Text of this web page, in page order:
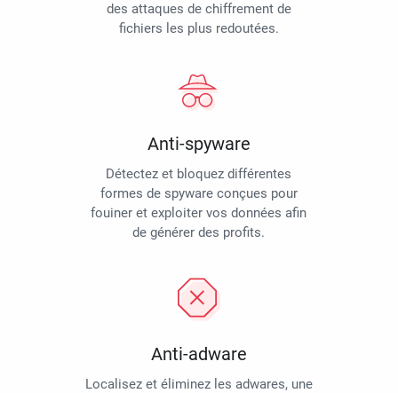
des attaques de chiffrement de
fichiers les plus redoutées.
Anti-spyware
Détectez et bloquez différentes
formes de spyware conçues pour
fouiner et exploiter vos données afin
de générer des profits.
Anti-adware
Localisez et éliminez les adwares, une